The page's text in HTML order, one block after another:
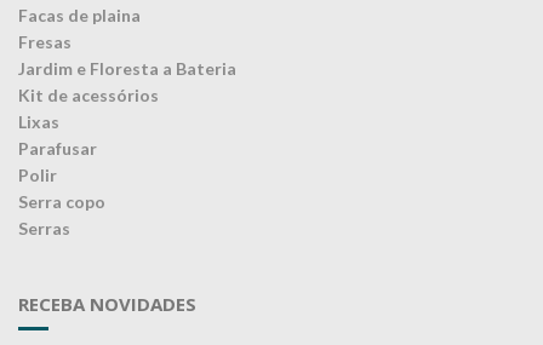
Facas de plaina
Fresas
Jardim e Floresta a Bateria
Kit de acessórios
Lixas
Parafusar
Polir
Serra copo
Serras
RECEBA NOVIDADES